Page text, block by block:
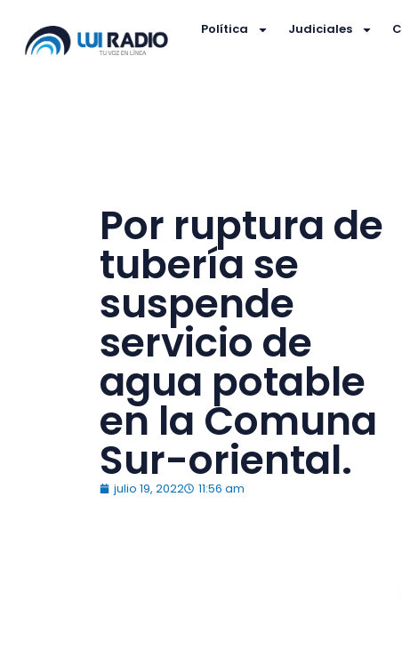
Política Judiciales
Por ruptura de
tubería se
suspende
servicio de
agua potable
en la Comuna
Sur-oriental.
julio 19, 2022 11:56 am